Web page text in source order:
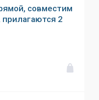
совместим
прилагаются 2